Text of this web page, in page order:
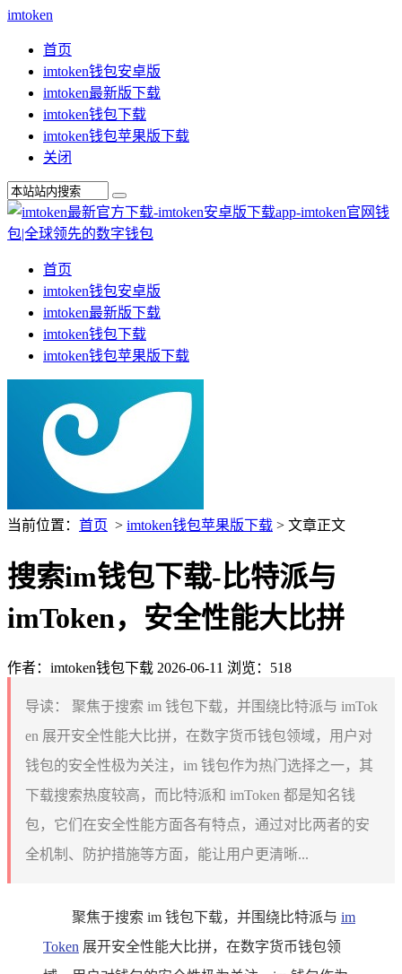
imtoken
首页
imtoken钱包安卓版
imtoken最新版下载
imtoken钱包下载
imtoken钱包苹果版下载
关闭
首页
imtoken钱包安卓版
imtoken最新版下载
imtoken钱包下载
imtoken钱包苹果版下载
当前位置： 首页 > imtoken钱包苹果版下载 > 文章正文
搜索im钱包下载-比特派与
imToken，安全性能大比拼
作者：imtoken钱包下载 2026-06-11 浏览：518
导读：
聚焦于搜索 im 钱包下载，并围绕比特派与 imTok
en 展开安全性能大比拼，在数字货币钱包领域，用户对
钱包的安全性极为关注，im 钱包作为热门选择之一，其
下载搜索热度较高，而比特派和 imToken 都是知名钱
包，它们在安全性能方面各有特点，通过对比两者的安
全机制、防护措施等方面，能让用户更清晰...
聚焦于搜索 im 钱包下载，并围绕比特派与 im
Token 展开安全性能大比拼，在数字货币钱包领